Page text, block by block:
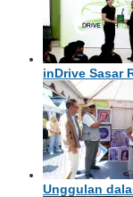
inDrive Sasar
Unggulan